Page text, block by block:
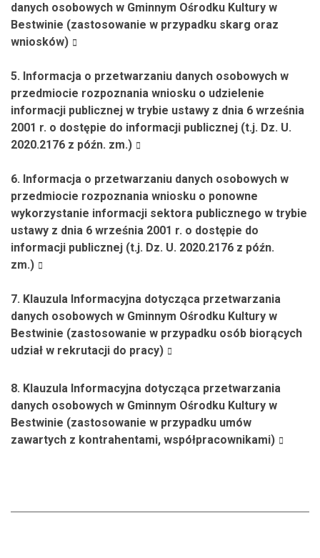
danych osobowych w Gminnym Ośrodku Kultury w
Bestwinie (zastosowanie w przypadku skarg oraz
wniosków)
5. Informacja o przetwarzaniu danych osobowych w
przedmiocie rozpoznania wniosku o udzielenie
informacji publicznej w trybie ustawy z dnia 6 września
2001 r. o dostępie do informacji publicznej (t.j. Dz. U.
2020.2176 z późn. zm.)
6. Informacja o przetwarzaniu danych osobowych w
przedmiocie rozpoznania wniosku o ponowne
wykorzystanie informacji sektora publicznego w trybie
ustawy z dnia 6 września 2001 r. o dostępie do
informacji publicznej (t.j. Dz. U. 2020.2176 z późn.
zm.)
7. Klauzula Informacyjna dotycząca przetwarzania
danych osobowych w Gminnym Ośrodku Kultury w
Bestwinie (zastosowanie w przypadku osób biorących
udział w rekrutacji do pracy)
8. Klauzula Informacyjna dotycząca przetwarzania
danych osobowych w Gminnym Ośrodku Kultury w
Bestwinie (zastosowanie w przypadku umów
zawartych z kontrahentami, współpracownikami)